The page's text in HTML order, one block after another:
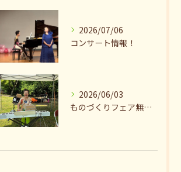
2026/07/06
コンサート情報！
2026/06/03
ものづくりフェア無事終了♪ありがとうございました。